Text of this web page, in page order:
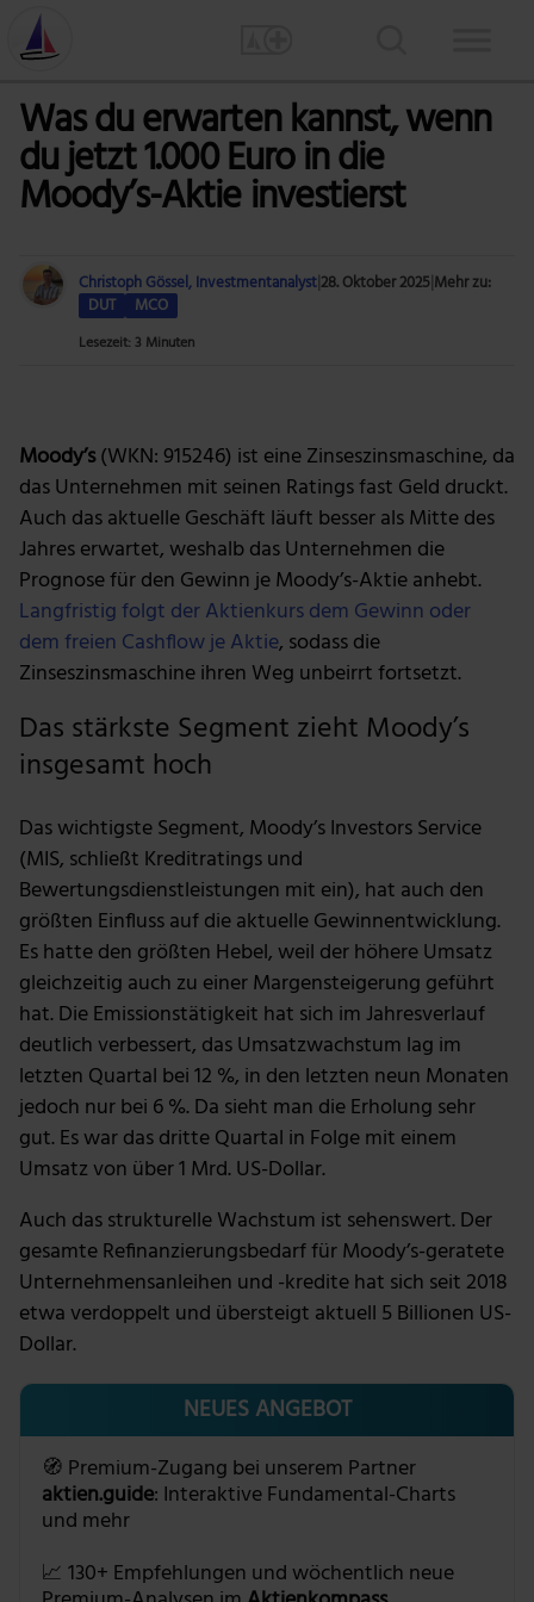
Was du erwarten kannst, wenn
du jetzt 1.000 Euro in die
Moody’s-Aktie investierst
Christoph Gössel, Investmentanalyst28. Oktober 2025Mehr zu:
DUT
MCO
Lesezeit: 3 Minuten
Moody’s(WKN: 915246) ist eine Zinseszinsmaschine, da
das Unternehmen mit seinen Ratings fast Geld druckt.
Auch das aktuelle Geschäft läuft besser als Mitte des
Jahres erwartet, weshalb das Unternehmen die
Prognose für den Gewinn je Moody’s-Aktie anhebt.
Langfristig folgt der Aktienkurs dem Gewinn oder
dem freien Cashflow je Aktie, sodass die
Zinseszinsmaschine ihren Weg unbeirrt fortsetzt.
Das stärkste Segment zieht Moody’s
insgesamt hoch
Das wichtigste Segment, Moody’s Investors Service
(MIS, schließt Kreditratings und
Bewertungsdienstleistungen mit ein), hat auch den
größten Einfluss auf die aktuelle Gewinnentwicklung.
Es hatte den größten Hebel, weil der höhere Umsatz
gleichzeitig auch zu einer Margensteigerung geführt
hat. Die Emissionstätigkeit hat sich im Jahresverlauf
deutlich verbessert, das Umsatzwachstum lag im
letzten Quartal bei 12 %, in den letzten neun Monaten
jedoch nur bei 6 %. Da sieht man die Erholung sehr
gut. Es war das dritte Quartal in Folge mit einem
Umsatz von über 1 Mrd. US-Dollar.
Auch das strukturelle Wachstum ist sehenswert. Der
gesamte Refinanzierungsbedarf für Moody’s-geratete
Unternehmensanleihen und -kredite hat sich seit 2018
etwa verdoppelt und übersteigt aktuell 5 Billionen US-
Dollar.
NEUES ANGEBOT
🧭 Premium-Zugang bei unserem Partner
aktien.guide: Interaktive Fundamental-Charts
und mehr
📈 130+ Empfehlungen und wöchentlich neue